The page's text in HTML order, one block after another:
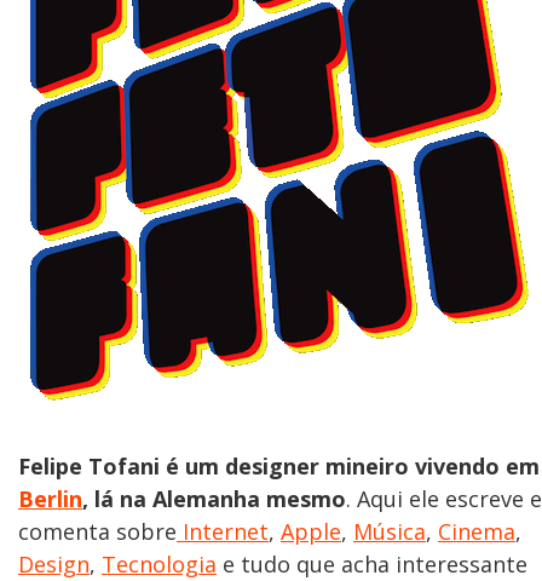
Felipe Tofani é um designer mineiro vivendo em
Berlin, lá na Alemanha mesmo. Aqui ele escreve e
comenta sobre Internet, Apple, Música, Cinema,
Design, Tecnologia e tudo que acha interessante